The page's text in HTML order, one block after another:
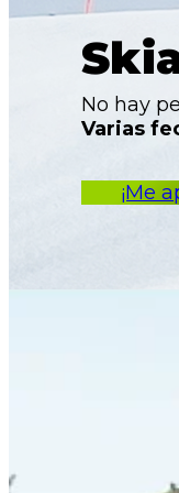
No hay
Varias
¡Me